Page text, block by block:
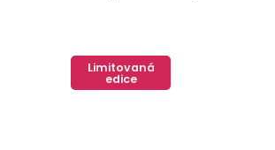
Abecedně
Limitovaná
edice